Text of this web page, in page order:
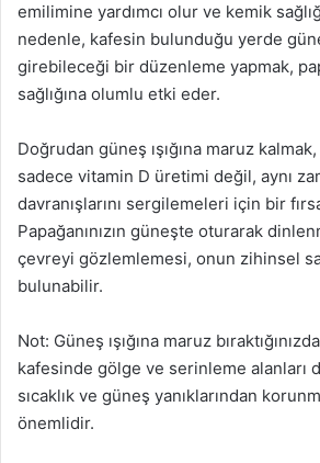
emilimine yardımcı olur ve kemik
nedenle, kafesin bulunduğu yerde
girebileceği bir düzenleme yapmak,
sağlığına olumlu etki eder.
Doğrudan güneş ışığına maruz
sadece vitamin D üretimi değil, aynı
davranışlarını sergilemeleri için bir
Papağanınızın güneşte oturarak
çevreyi gözlemlemesi, onun zihinsel
bulunabilir.
Not: Güneş ışığına maruz
kafesinde gölge ve serinleme alanları
sıcaklık ve güneş yanıklarından
önemlidir.